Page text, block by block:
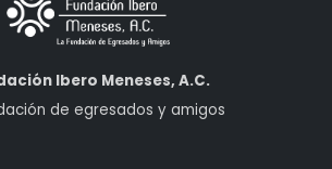
Ibero Meneses, A.C.
de egresados y amigos